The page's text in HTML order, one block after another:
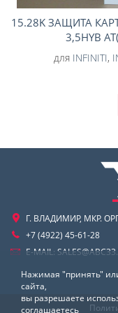
15.28K ЗАЩИТА
3,5HYB
для INFINITI,
Г. ВЛАДИМИР, МКР.
+7 (4922) 45-61-28
E-MAIL:
Нажимая "принять"
сайта,
вы разрешаете
соглашаетесь